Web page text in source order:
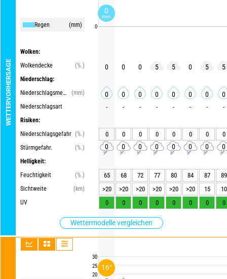
WETTERVORHERSAGE
Regen (mm)
Wolken:
Wolkendecke
(%.)
Niederschlag:
Niederschlagsmenge
(mm)
Niederschlagsart
Risiken:
Niederschlagsgefahr (%.)
Stürmgefahr.
(%.)
Helligkeit:
Feuchtigkeit
(%.)
Sichtweite
(km)
UV
Wettermodelle vergleichen
0
30
25
20
0 0 0 5 5 0 5 5
0 0 0 0 0 0 0 0
- - - - - - - -
0 0 0 0 0 0 0 0
0 0 0 0 0 0 0 0
65 68 72 77 80 84 87
89
>20
>20 >20 >20 >20 >20 15
10
0
0 0 0 0 0 0 0
0
mm
16°